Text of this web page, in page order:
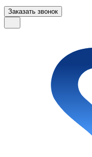
Заказать звонок